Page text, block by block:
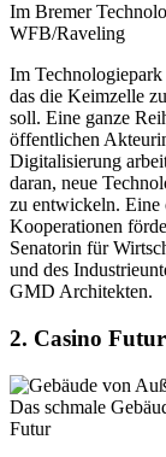
Im Bremer
WFB/Raveling
Im
das die Keimzelle
soll. Eine ganze
öffentlichen
Digitalisierung
daran, neue
zu entwickeln. Eine
Kooperationen
Senatorin für
und des
GMD Architekten.
2. Casino Futur
Das schmale
Futur